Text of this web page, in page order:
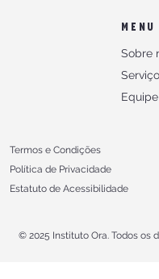
MENU
Sobre
Equipe
Termos e Condições
Política de Privacidade
Estatuto de Acessibilidade
© 2025 Instituto Ora. Todos os